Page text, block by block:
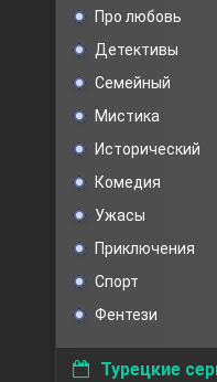
Про любовь
Детективы
Семейный
Мистика
Исторический
Комедия
Ужасы
Приключения
Спорт
Фентези
Турецкие